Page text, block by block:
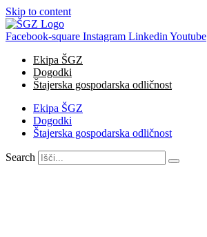
Skip to content
Facebook-square Instagram Linkedin Youtube
Ekipa ŠGZ
Dogodki
Štajerska gospodarska odličnost
Ekipa ŠGZ
Dogodki
Štajerska gospodarska odličnost
Search